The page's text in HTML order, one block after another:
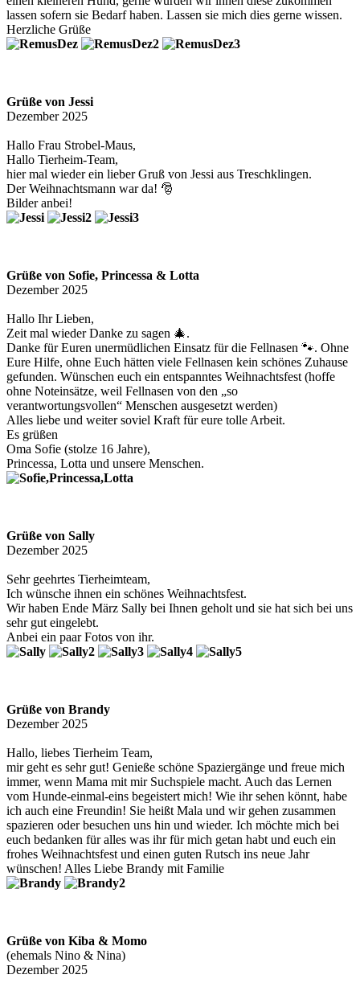
lassen sofern sie Bedarf haben. Lassen sie mich dies gerne wissen.
Herzliche Grüße
Grüße von Jessi
Dezember 2025
Hallo Frau Strobel-Maus,
Hallo Tierheim-Team,
hier mal wieder ein lieber Gruß von Jessi aus Treschklingen.
Der Weihnachtsmann war da! 🎅
Bilder anbei!
Grüße von Sofie, Princessa & Lotta
Dezember 2025
Hallo Ihr Lieben,
Zeit mal wieder Danke zu sagen 🎄.
Danke für Euren unermüdlichen Einsatz für die Fellnasen 🐾. Ohne
Eure Hilfe, ohne Euch hätten viele Fellnasen kein schönes Zuhause
gefunden. Wünschen euch ein entspanntes Weihnachtsfest (hoffe
ohne Noteinsätze, weil Fellnasen von den „so
verantwortungsvollen“ Menschen ausgesetzt werden)
Alles liebe und weiter soviel Kraft für eure tolle Arbeit.
Es grüßen
Oma Sofie (stolze 16 Jahre),
Princessa, Lotta und unsere Menschen.
Grüße von Sally
Dezember 2025
Sehr geehrtes Tierheimteam,
Ich wünsche ihnen ein schönes Weihnachtsfest.
Wir haben Ende März Sally bei Ihnen geholt und sie hat sich bei uns
sehr gut eingelebt.
Anbei ein paar Fotos von ihr.
Grüße von Brandy
Dezember 2025
Hallo, liebes Tierheim Team,
mir geht es sehr gut! Genieße schöne Spaziergänge und freue mich
immer, wenn Mama mit mir Suchspiele macht. Auch das Lernen
vom Hunde-einmal-eins begeistert mich! Wie ihr sehen könnt, habe
ich auch eine Freundin! Sie heißt Mala und wir gehen zusammen
spazieren oder besuchen uns hin und wieder. Ich möchte mich bei
euch bedanken für alles was ihr für mich getan habt und euch ein
frohes Weihnachtsfest und einen guten Rutsch ins neue Jahr
wünschen! Alles Liebe Brandy mit Familie
Grüße von Kiba & Momo
(ehemals Nino & Nina)
Dezember 2025